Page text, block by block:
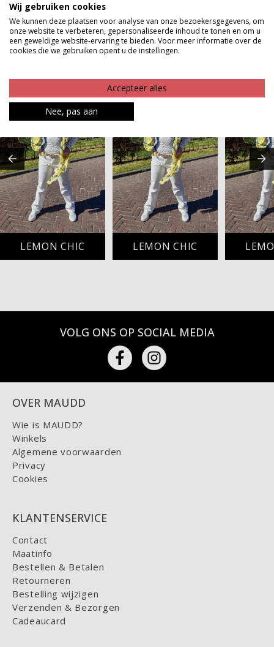
Product kenmerken
Betaalinformatie
LEMON CHIC LEMON CHIC
VOLG ONS OP SOCIAL MEDIA
OVER MAUDD
Wie is MAUDD?
Winkels
Algemene voorwaarden
Privacy
Cookies
KLANTENSERVICE
Contact
Maatinfo
Bestellen & Betalen
Retourneren
Bestelling wijzigen
Verzenden & Bezorgen
Cadeaucard
Wij gebruiken cookies
We kunnen deze plaatsen voor analyse van onze bezoekersgegevens, om
onze website te verbeteren, gepersonaliseerde inhoud te tonen en om u
een geweldige website-ervaring te bieden. Voor meer informatie over de
cookies die we gebruiken opent u de instellingen.
Accepteer alles
Nee, pas aan